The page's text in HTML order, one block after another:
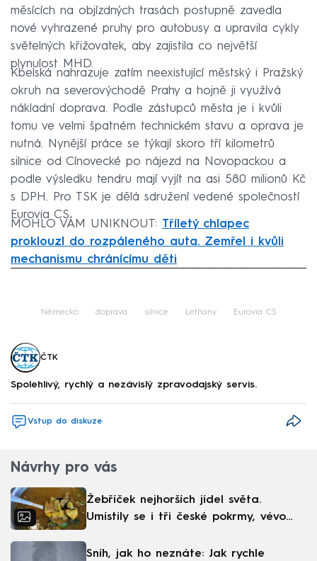
měsících na objízdných trasách postupně zavedla
nové vyhrazené pruhy pro autobusy a upravila cykly
světelných křižovatek, aby zajistila co největší
plynulost MHD.
Kbelská nahrazuje zatím neexistující městský i Pražský
okruh na severovýchodě Prahy a hojně ji využívá
nákladní doprava. Podle zástupců města je i kvůli
tomu ve velmi špatném technickém stavu a oprava je
nutná. Nynější práce se týkají skoro tří kilometrů
silnice od Cínovecké po nájezd na Novopackou a
podle výsledku tendru mají vyjít na asi 580 milionů Kč
s DPH. Pro TSK je dělá sdružení vedené společností
Eurovia CS.
MOHLO VÁM UNIKNOUT: Tříletý chlapec
proklouzl do rozpáleného auta. Zemřel i kvůli
mechanismu chránícímu děti
Německo doprava silnice Letňany Eurovia CS
ČTK
Spolehlivý, rychlý a nezávislý zpravodajský servis.
Vstup do diskuze
Návrhy pro vás
Žebříček nejhorších jídel světa.
Umístily se i tři české pokrmy, vévodí
Sníh, jak ho neznáte: Jak rychle